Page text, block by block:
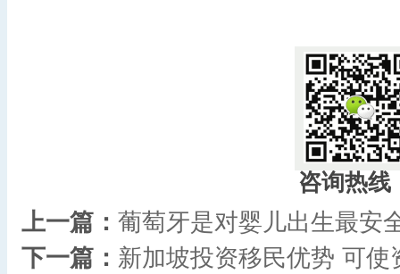
咨询热线
上一篇： 葡萄牙是对婴儿出生最安
下一篇： 新加坡投资移民优势 可